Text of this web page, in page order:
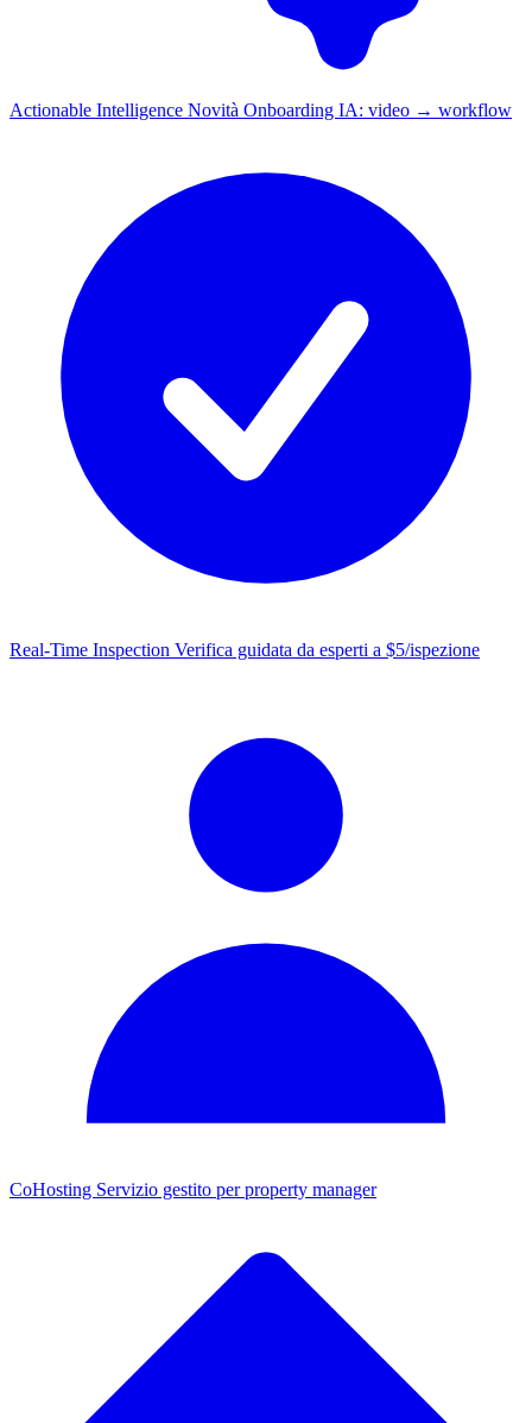
Actionable Intelligence Novità Onboarding IA: video → workflow
Real-Time Inspection Verifica guidata da esperti a $5/ispezione
CoHosting Servizio gestito per property manager